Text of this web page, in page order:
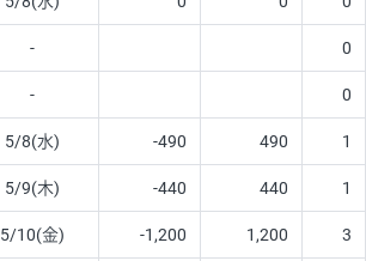
- 0
- 0
5/8(水) -490 490 1
5/9(木) -440 440 1
5/10(金) -1,200 1,200 3